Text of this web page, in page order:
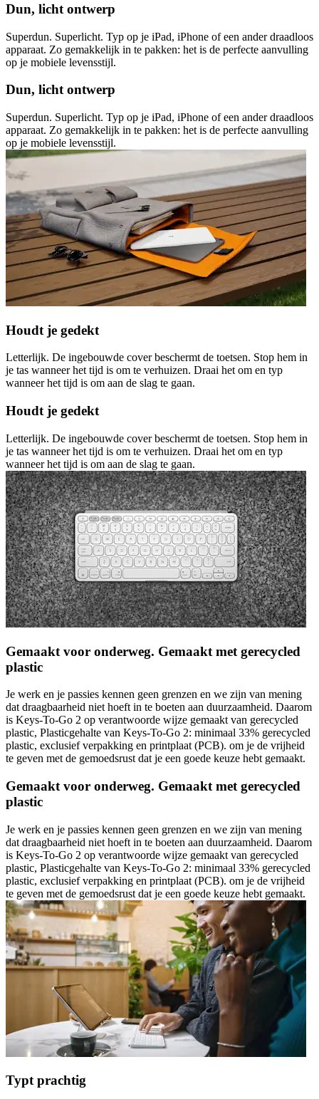
Dun, licht ontwerp
Superdun. Superlicht. Typ op je iPad, iPhone of een ander draadloos
apparaat. Zo gemakkelijk in te pakken: het is de perfecte aanvulling
op je mobiele levensstijl.
Dun, licht ontwerp
Superdun. Superlicht. Typ op je iPad, iPhone of een ander draadloos
apparaat. Zo gemakkelijk in te pakken: het is de perfecte aanvulling
op je mobiele levensstijl.
Houdt je gedekt
Letterlijk. De ingebouwde cover beschermt de toetsen. Stop hem in
je tas wanneer het tijd is om te verhuizen. Draai het om en typ
wanneer het tijd is om aan de slag te gaan.
Houdt je gedekt
Letterlijk. De ingebouwde cover beschermt de toetsen. Stop hem in
je tas wanneer het tijd is om te verhuizen. Draai het om en typ
wanneer het tijd is om aan de slag te gaan.
Gemaakt voor onderweg. Gemaakt met gerecycled
plastic
Je werk en je passies kennen geen grenzen en we zijn van mening
dat draagbaarheid niet hoeft in te boeten aan duurzaamheid. Daarom
is Keys-To-Go 2 op verantwoorde wijze gemaakt van gerecycled
plastic, Plasticgehalte van Keys-To-Go 2: minimaal 33% gerecycled
plastic, exclusief verpakking en printplaat (PCB). om je de vrijheid
te geven met de gemoedsrust dat je een goede keuze hebt gemaakt.
Gemaakt voor onderweg. Gemaakt met gerecycled
plastic
Je werk en je passies kennen geen grenzen en we zijn van mening
dat draagbaarheid niet hoeft in te boeten aan duurzaamheid. Daarom
is Keys-To-Go 2 op verantwoorde wijze gemaakt van gerecycled
plastic, Plasticgehalte van Keys-To-Go 2: minimaal 33% gerecycled
plastic, exclusief verpakking en printplaat (PCB). om je de vrijheid
te geven met de gemoedsrust dat je een goede keuze hebt gemaakt.
Typt prachtig